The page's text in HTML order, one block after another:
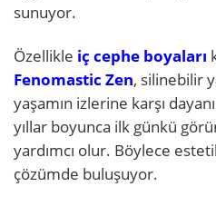
sunuyor.
Özellikle iç cephe boyaları
Fenomastic Zen, silinebilir
yaşamın izlerine karşı
yıllar boyunca ilk günkü
yardımcı olur. Böylece
çözümde buluşuyor.